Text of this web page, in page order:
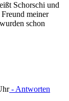
Schorschi und
meiner
schon
- Antworten